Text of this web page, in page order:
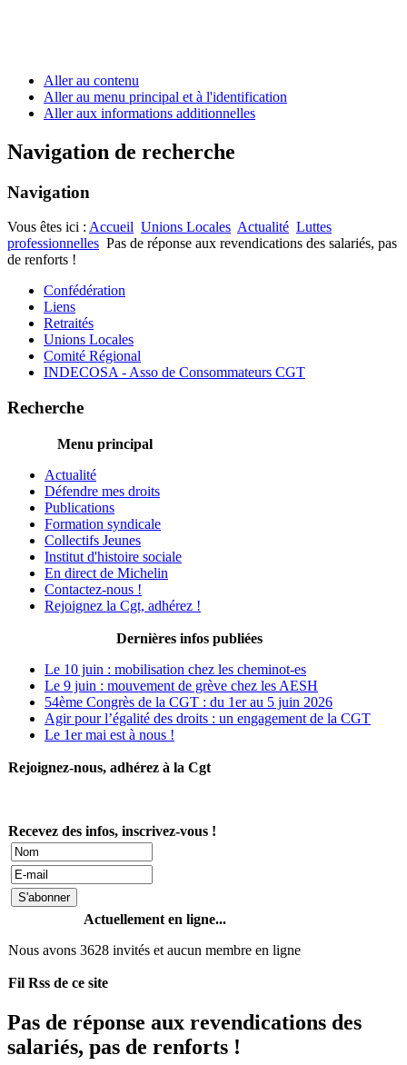
Aller au contenu
Aller au menu principal et à l'identification
Aller aux informations additionnelles
Navigation de recherche
Navigation
Vous êtes ici : Accueil Unions Locales Actualité Luttes
professionnelles Pas de réponse aux revendications des salariés, pas
de renforts !
Confédération
Liens
Retraités
Unions Locales
Comité Régional
INDECOSA - Asso de Consommateurs CGT
Recherche
Menu principal
Actualité
Défendre mes droits
Publications
Formation syndicale
Collectifs Jeunes
Institut d'histoire sociale
En direct de Michelin
Contactez-nous !
Rejoignez la Cgt, adhérez !
Dernières infos publiées
Le 10 juin : mobilisation chez les cheminot-es
Le 9 juin : mouvement de grève chez les AESH
54ème Congrès de la CGT : du 1er au 5 juin 2026
Agir pour l’égalité des droits : un engagement de la CGT
Le 1er mai est à nous !
Rejoignez-nous, adhérez à la Cgt
Recevez des infos, inscrivez-vous !
Actuellement en ligne...
Nous avons 3628 invités et aucun membre en ligne
Fil Rss de ce site
Pas de réponse aux revendications des
salariés, pas de renforts !